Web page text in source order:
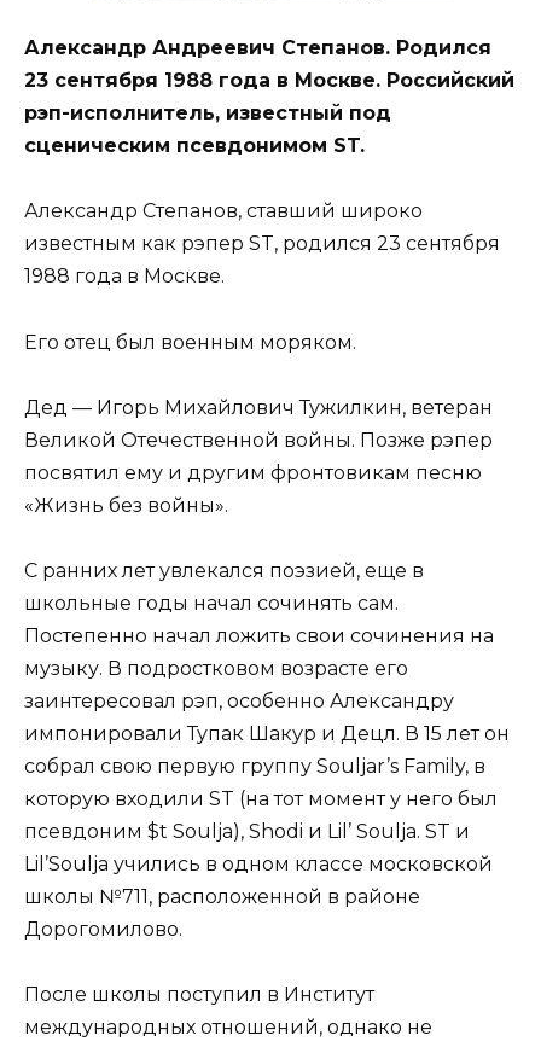
Александр Андреевич Степанов. Родился
23 сентября 1988 года в Москве. Российский
рэп-исполнитель, известный под
сценическим псевдонимом ST.
Александр Степанов, ставший широко
известным как рэпер ST, родился 23 сентября
1988 года в Москве.
Его отец был военным моряком.
Дед — Игорь Михайлович Тужилкин, ветеран
Великой Отечественной войны. Позже рэпер
посвятил ему и другим фронтовикам песню
«Жизнь без войны».
С ранних лет увлекался поэзией, еще в
школьные годы начал сочинять сам.
Постепенно начал ложить свои сочинения на
музыку. В подростковом возрасте его
заинтересовал рэп, особенно Александру
импонировали Тупак Шакур и Децл. В 15 лет он
собрал свою первую группу Souljar’s Family, в
которую входили ST (на тот момент у него был
псевдоним $t Soulja), Shodi и Lil’ Soulja. ST и
Lil’Soulja учились в одном классе московской
школы №711, расположенной в районе
Дорогомилово.
После школы поступил в Институт
международных отношений, однако не